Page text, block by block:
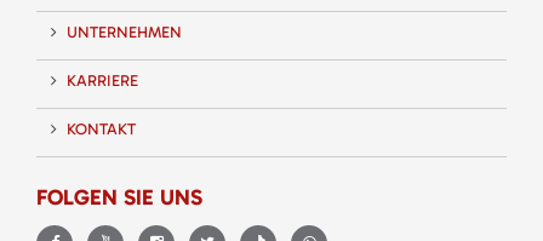
UNTERNEHMEN
KARRIERE
KONTAKT
FOLGEN SIE UNS